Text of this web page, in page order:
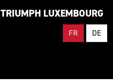
TRIUMPH LUXEMBOURG
FR DE